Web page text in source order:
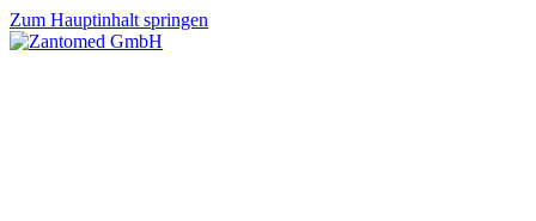
Zum Hauptinhalt springen